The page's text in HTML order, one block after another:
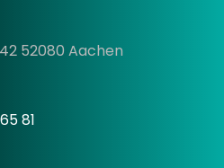
52080 Aachen
81